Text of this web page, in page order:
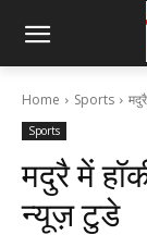
Home Sports
Sports
मदुरै में
न्यूज़ टुडे